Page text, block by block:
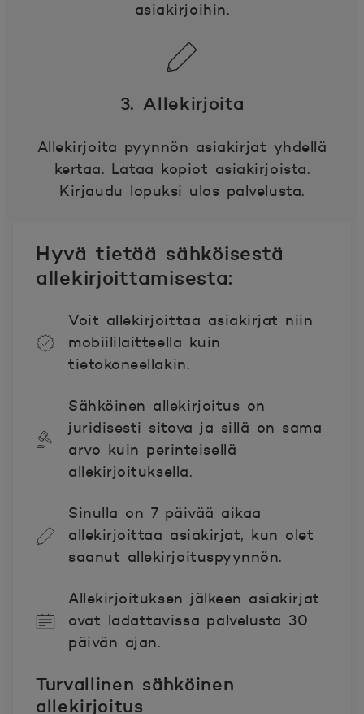
asiakirjoihin.
3. Allekirjoita
Allekirjoita pyynnön asiakirjat yhdellä
kertaa. Lataa kopiot asiakirjoista.
Kirjaudu lopuksi ulos palvelusta.
Hyvä tietää sähköisestä
allekirjoittamisesta:
Voit allekirjoittaa asiakirjat niin
mobiililaitteella kuin
tietokoneellakin.
Sähköinen allekirjoitus on
juridisesti sitova ja sillä on sama
arvo kuin perinteisellä
allekirjoituksella.
Sinulla on 7 päivää aikaa
allekirjoittaa asiakirjat, kun olet
saanut allekirjoituspyynnön.
Allekirjoituksen jälkeen asiakirjat
ovat ladattavissa palvelusta 30
päivän ajan.
Turvallinen sähköinen
allekirjoitus